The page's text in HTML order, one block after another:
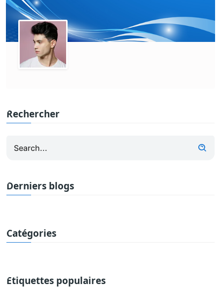
Rechercher
Derniers blogs
Catégories
Étiquettes populaires